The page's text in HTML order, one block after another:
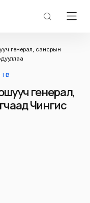
генерал, сансрын
генерал,
Чингис